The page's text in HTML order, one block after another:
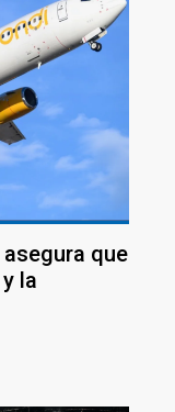
que
la